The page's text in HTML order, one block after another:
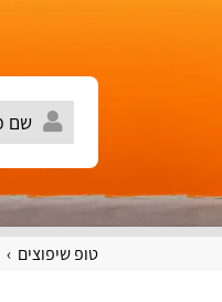
טופ שיפוצים